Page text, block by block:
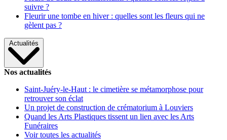
suivre ?
Fleurir une tombe en hiver : quelles sont les fleurs qui ne
gèlent pas ?
Actualités
Nos actualités
Saint-Juéry-le-Haut : le cimetière se métamorphose pour
retrouver son éclat
Un projet de construction de crématorium à Louviers
Quand les Arts Plastiques tissent un lien avec les Arts
Funéraires
Voir toutes les actualités